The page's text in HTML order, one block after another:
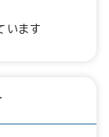
います